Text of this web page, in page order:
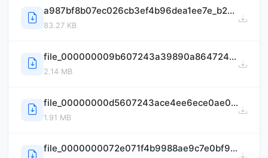
a987bf8b07ec026cb3ef4b96dea1ee7e_b29b9e59-3864-49f4-a15c-8b14155f677e_500.jpg
83.27 KB
file_000000009b607243a39890a864724c41.png
2.14 MB
file_00000000d5607243ace4ee6ece0ae056.png
1.91 MB
file_0000000072e071f4b9988ae9c7e0bf93.png